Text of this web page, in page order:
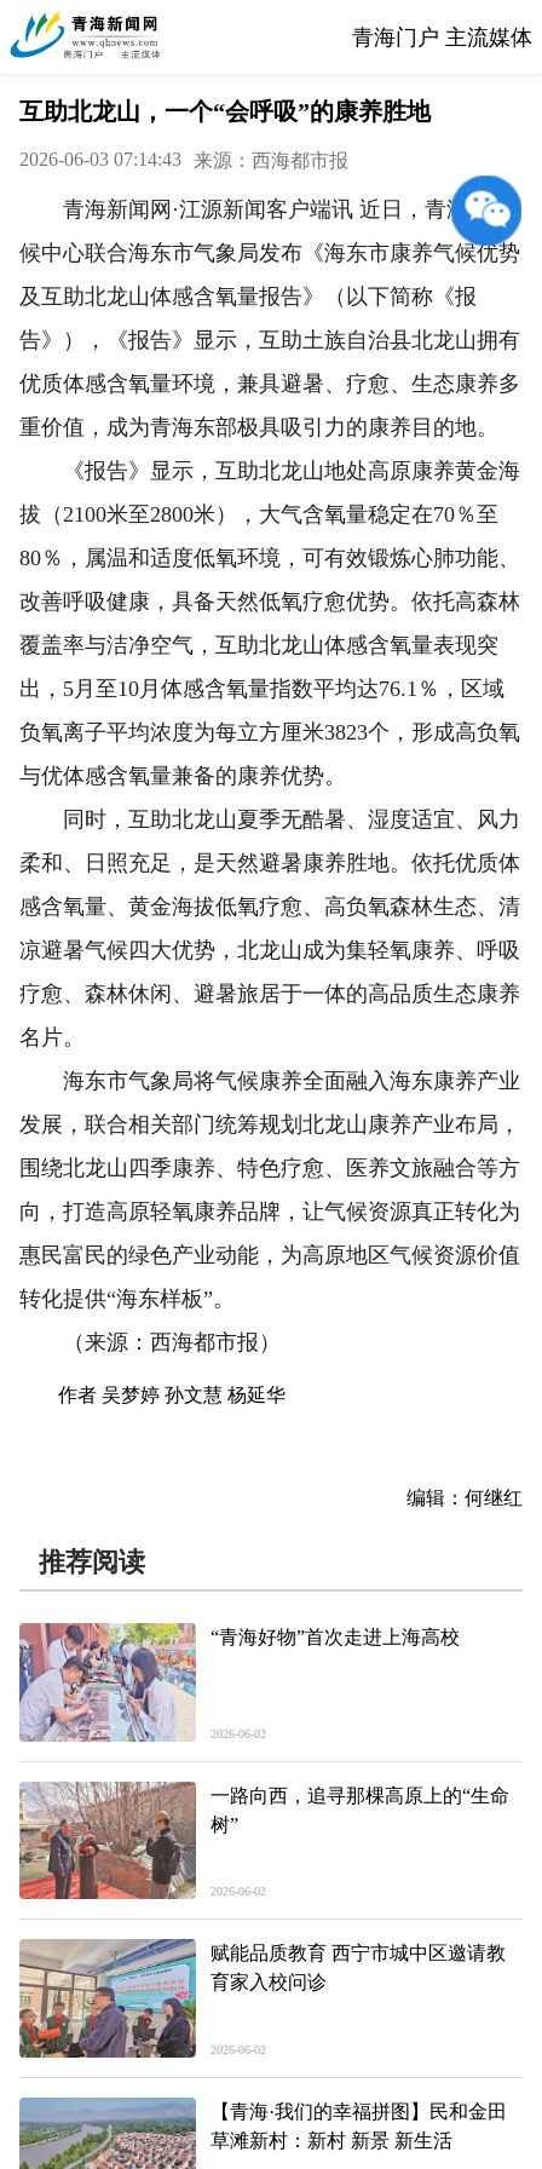
青海门户 主流媒体
互助北龙山，一个“会呼吸”的康养胜地
2026-06-03 07:14:43 来源：西海都市报
青海新闻网·江源新闻客户端讯 近日，青海省气
候中心联合海东市气象局发布《海东市康养气候优势
及互助北龙山体感含氧量报告》（以下简称《报
告》），《报告》显示，互助土族自治县北龙山拥有
优质体感含氧量环境，兼具避暑、疗愈、生态康养多
重价值，成为青海东部极具吸引力的康养目的地。
《报告》显示，互助北龙山地处高原康养黄金海
拔（2100米至2800米），大气含氧量稳定在70％至
80％，属温和适度低氧环境，可有效锻炼心肺功能、
改善呼吸健康，具备天然低氧疗愈优势。依托高森林
覆盖率与洁净空气，互助北龙山体感含氧量表现突
出，5月至10月体感含氧量指数平均达76.1％，区域
负氧离子平均浓度为每立方厘米3823个，形成高负氧
与优体感含氧量兼备的康养优势。
同时，互助北龙山夏季无酷暑、湿度适宜、风力
柔和、日照充足，是天然避暑康养胜地。依托优质体
感含氧量、黄金海拔低氧疗愈、高负氧森林生态、清
凉避暑气候四大优势，北龙山成为集轻氧康养、呼吸
疗愈、森林休闲、避暑旅居于一体的高品质生态康养
名片。
海东市气象局将气候康养全面融入海东康养产业
发展，联合相关部门统筹规划北龙山康养产业布局，
围绕北龙山四季康养、特色疗愈、医养文旅融合等方
向，打造高原轻氧康养品牌，让气候资源真正转化为
惠民富民的绿色产业动能，为高原地区气候资源价值
转化提供“海东样板”。
（来源：西海都市报）
作者 吴梦婷 孙文慧 杨延华
编辑：何继红
推荐阅读
“青海好物”首次走进上海高校
2026-06-02
一路向西，追寻那棵高原上的“生命
树”
2026-06-02
赋能品质教育 西宁市城中区邀请教
育家入校问诊
2026-06-02
【青海·我们的幸福拼图】民和金田
草滩新村：新村 新景 新生活